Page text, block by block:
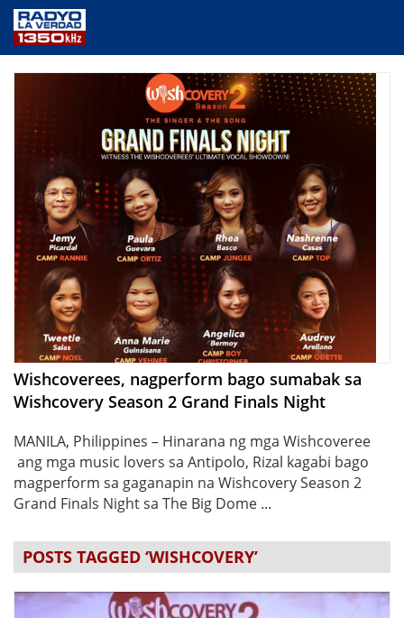
ANNOUNCEMENTS
PROGRAMS
ABOUT
CONTACT US
Wishcoverees, nagperform bago sumabak sa
Wishcovery Season 2 Grand Finals Night
MANILA, Philippines – Hinarana ng mga Wishcoveree
ang mga music lovers sa Antipolo, Rizal kagabi bago
magperform sa gaganapin na Wishcovery Season 2
Grand Finals Night sa The Big Dome ...
POSTS TAGGED ‘WISHCOVERY’